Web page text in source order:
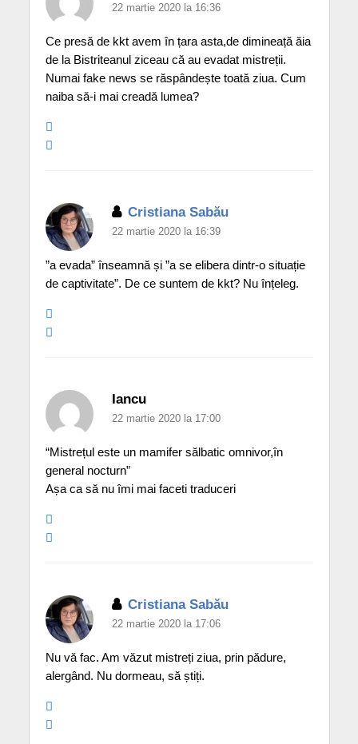
22 martie 2020 la 16:36
Ce presă de kkt avem în țara asta,de dimineață ăia
de la Bistriteanul ziceau că au evadat mistreții.
Numai fake news se răspândește toată ziua. Cum
naiba să-i mai creadă lumea?
Cristiana Sabău
22 martie 2020 la 16:39
”a evada” înseamnă și ”a se elibera dintr-o situație
de captivitate”. De ce suntem de kkt? Nu înțeleg.
Iancu
22 martie 2020 la 17:00
“Mistrețul este un mamifer sălbatic omnivor,în
general nocturn”
Așa ca să nu îmi mai faceti traduceri
Cristiana Sabău
22 martie 2020 la 17:06
Nu vă fac. Am văzut mistreți ziua, prin pădure,
alergând. Nu dormeau, să știți.